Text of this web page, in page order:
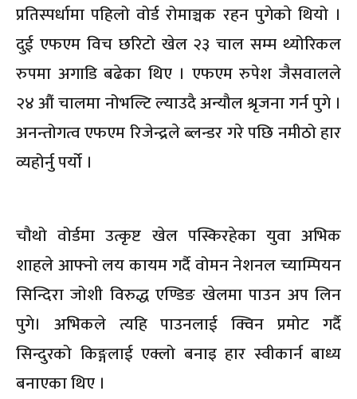
प्रतिस्पर्धामा पहिलो वोर्ड रोमाञ्चक रहन पुगेकाे थियो ।
दुई एफएम विच छरिटो खेल २३ चाल सम्म थ्योरिकल
रुपमा अगाडि बढेका थिए । एफएम रुपेश जैसवालले
२४ औं चालमा नोभल्टि ल्याउदै अन्यौल श्रृजना गर्न पुगे ।
अनन्तोगत्व एफएम रिजेन्द्रले ब्लन्डर गरे पछि नमीठो हार
व्यहोर्नु पर्यो ।
चौथो वोर्डमा उत्कृष्ट खेल पस्किरहेका युवा अभिक
शाहले आफ्नो लय कायम गर्दै वोमन नेशनल च्याम्पियन
सिन्दिरा जोशी विरुद्ध एण्डिङ खेलमा पाउन अप लिन
पुगे। अभिकले त्यहि पाउनलाई क्विन प्रमोट गर्दै
सिन्दुरको किङ्गलाई एक्लो बनाइ हार स्वीकार्न बाध्य
बनाएका थिए ।